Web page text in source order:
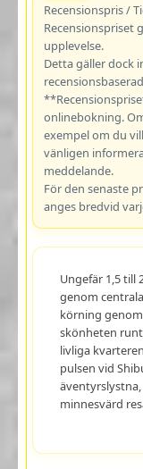
Recensionspris /
Recensionspriset
upplevelse.
Detta gäller dock
onlinebokning.
exempel om du
vänligen
meddelande.
För den senaste
anges bredvid
Ungefär 1,5 till
genom
körning
skönheten
livliga
pulsen vid
minnesvärd